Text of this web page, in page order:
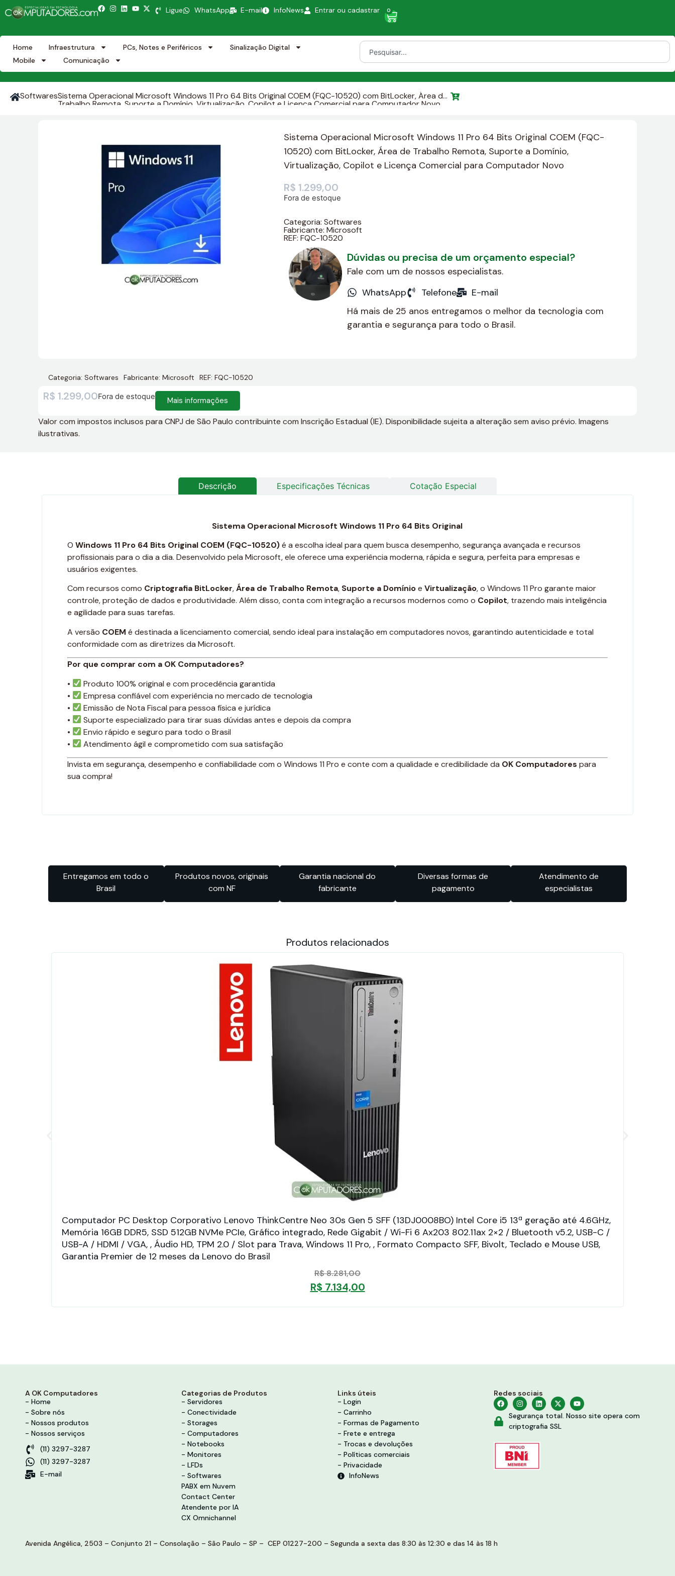
Ligue WhatsApp E-mail InfoNews Entrar ou cadastrar 0
Home Infraestrutura PCs, Notes e Periféricos
Sinalização Digital
Mobile
Comunicação
SoftwaresSistema Operacional Microsoft Windows 11 Pro 64 Bits Original COEM (FQC-10520) com BitLocker, Área de
Trabalho Remota, Suporte a Domínio, Virtualização, Copilot e Licença Comercial para Computador Novo
Sistema Operacional Microsoft Windows 11 Pro 64 Bits Original COEM (FQC-
10520) com BitLocker, Área de Trabalho Remota, Suporte a Domínio,
Virtualização, Copilot e Licença Comercial para Computador Novo
R$ 1.299,00
Fora de estoque
Categoria: Softwares
Fabricante: Microsoft
REF: FQC-10520
Dúvidas ou precisa de um orçamento especial?
Fale com um de nossos especialistas.
WhatsApp
Telefone
E-mail
Há mais de 25 anos entregamos o melhor da tecnologia com
garantia e segurança para todo o Brasil.
Categoria:Softwares Fabricante:Microsoft REF: FQC-10520
R$ 1.299,00Fora de estoque Mais informações
Valor com impostos inclusos para CNPJ de São Paulo contribuinte com Inscrição Estadual (IE). Disponibilidade sujeita a alteração sem aviso prévio. Imagens
ilustrativas.
Descrição Especificações Técnicas Cotação Especial
Sistema Operacional Microsoft Windows 11 Pro 64 Bits Original
OWindows 11 Pro 64 Bits Original COEM (FQC-10520)é a escolha ideal para quem busca desempenho, segurança avançada e recursos
profissionais para o dia a dia. Desenvolvido pela Microsoft, ele oferece uma experiência moderna, rápida e segura, perfeita para empresas e
usuários exigentes.
Com recursos como Criptografia BitLocker,Área de Trabalho Remota, Suporte a DomínioeVirtualização, o Windows 11 Pro garante maior
controle, proteção de dados e produtividade. Além disso, conta com integração a recursos modernos como o Copilot, trazendo mais inteligência
e agilidade para suas tarefas.
A versão COEM é destinada a licenciamento comercial, sendo ideal para instalação em computadores novos, garantindo autenticidade e total
conformidade com as diretrizes da Microsoft.
Por que comprar com a OK Computadores?
•
Produto 100% original e com procedência garantida
•
Empresa confiável com experiência no mercado de tecnologia
•
Emissão de Nota Fiscal para pessoa física e jurídica
•
Suporte especializado para tirar suas dúvidas antes e depois da compra
•
Envio rápido e seguro para todo o Brasil
•
Atendimento ágil e comprometido com sua satisfação
Invista em segurança, desempenho e confiabilidade com o Windows 11 Pro e conte com a qualidade e credibilidade da OK Computadores para
sua compra!
Entregamos em todo o
Brasil
Produtos novos, originais
com NF
Garantia nacional do
fabricante
Diversas formas de
pagamento
Atendimento de
especialistas
Produtos relacionados
Computador PC Desktop Corporativo Lenovo ThinkCentre Neo 30s Gen 5 SFF (13DJ0008BO) Intel Core i5 13ª geração até 4.6GHz,
Memória 16GB DDR5, SSD 512GB NVMe PCIe, Gráfico integrado, Rede Gigabit / Wi-Fi 6 Ax203 802.11ax 2×2 / Bluetooth v5.2, USB-C /
USB-A / HDMI / VGA, , Áudio HD, TPM 2.0 / Slot para Trava, Windows 11 Pro, , Formato Compacto SFF, Bivolt, Teclado e Mouse USB,
Garantia Premier de 12 meses da Lenovo do Brasil
R$8.281,00
R$ 7.134,00
A OK Computadores
- Home
- Sobre nós
- Nossos produtos
- Nossos serviços
(11) 3297-3287
(11) 3297-3287
E-mail
Categorias de Produtos
- Servidores
- Conectividade
- Storages
- Computadores
- Notebooks
- Monitores
- LFDs
- Softwares
PABX em Nuvem
Contact Center
Atendente por IA
CX Omnichannel
Links úteis
- Login
- Carrinho
- Formas de Pagamento
- Frete e entrega
- Trocas e devoluções
- Políticas comerciais
- Privacidade
InfoNews
Redes sociais
Segurança total. Nosso site opera com
criptografia SSL
Avenida Angélica, 2503 – Conjunto 21 – Consolação – São Paulo – SP – CEP 01227-200 – Segunda a sexta das 8:30 às 12:30 e das 14 às 18 h